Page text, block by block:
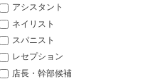
アシスタント
ネイリスト
スパニスト
レセプション
店長・幹部候補